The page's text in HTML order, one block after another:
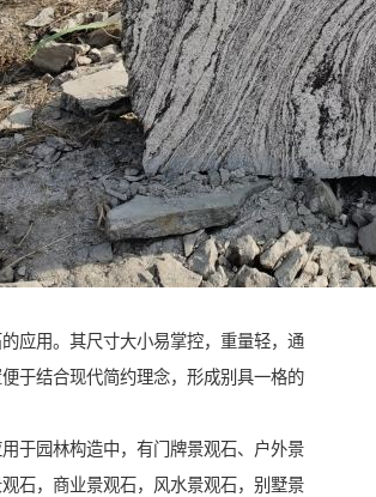
应用。其尺寸大小易掌控，重量轻，通
于结合现代简约理念，形成别具一格的
于园林构造中，有门牌景观石、户外景
石，商业景观石，风水景观石，别墅景